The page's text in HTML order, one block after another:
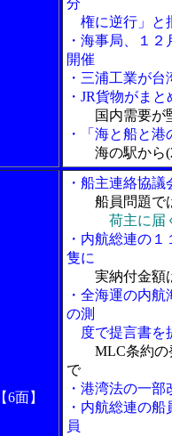
分
権に逆行」と
・海事局、１
開催
・三浦工業が
・JR貨物がま
国内需要が
・「海と船と
海の駅から
【6面】
・船主連絡協
船員問題で
荷主に届
・内航総連の
隻に
実納付金額
・全海運の内
の測
度で提言書を
MLC条約の
で
・港湾法の一
・内航総連の
員